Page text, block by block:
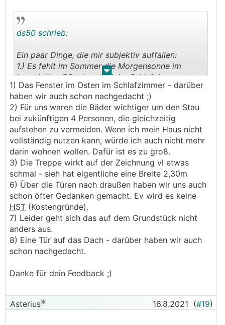
27x28m.
Vl etwas unklar von mir, nicht aber wegen
Lichteinfall der Nachbarfenster. Ich meine mich
benötige Brandschutzfenster falls ich Fenster im
Bauwich benötige. (Niederösterreich). Kein
Problem, nur etwas teurer, nur so als Gedanke
bei der Fensterdimensionierung.
. .
ds50 schrieb:
Ein paar Dinge, die mir subjektiv auffallen:
1.) Es fehlt im Sommer die Morgensonne im
kompletten EG, aber auch im Schlafzimmer.
Warum gibt es kein Fenster Richtung Osten im
Schlafzimmer? Dafür sind dort 2 südseitige
Fenster, welche im Sommer zu verfluchen sind
(Wärmeeintrag, obwohl man es gerade im
Schlafzimmer gerne kühl hat)
2.) Im EG gibt es kein Bad? Stichwort
barrierefreies Wohnen würde auf jeden Fall unten
eines benötigt werden. Außerdem auf Türgrößen
und auch WC Breite dafür achten
3.) Die gewendelte Treppe sieht etwas schmal
aus, kann aber auch täuschen.
4.) Die Speis in der Küche gefällt mir sehr gut,
das hab ich selber leider versemmelt.
5.) Irgendwie kommt mir das Wohnesszimmer für
54m² beim Esstisch doch etwas gedrängt und
eng vor.
wirklich 3 Türen auf die Terrasse sein? Die kosten
7.) Kann nicht die Garage irgendwie Richtung
Norden gezogen werden, damit das Eck im
1) Das Fenster im Osten im Schlafzimmer - darüber
haben wir auch schon nachgedacht ;)
2) Für uns waren die Bäder wichtiger um den Stau
bei zukünftigen 4 Personen, die gleichzeitig
aufstehen zu vermeiden. Wenn ich mein Haus nicht
vollständig nutzen kann, würde ich auch nicht mehr
darin wohnen wollen. Dafür ist es zu groß.
3) Die Treppe wirkt auf der Zeichnung vl etwas
schmal - sieh hat eigentliche eine Breite 2,30m
6) Über die Türen nach draußen haben wir uns auch
schon öfter Gedanken gemacht. Ev wird es keine
HST (Kostengründe).
7) Leider geht sich das auf dem Grundstück nicht
anders aus.
8) Eine Tür auf das Dach - darüber haben wir auch
schon nachgedacht.
Danke für dein Feedback ;)
Asterius 16.8.2021 (#19)